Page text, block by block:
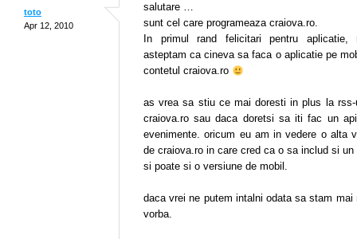
toto
Apr 12, 2010
salutare …
sunt cel care programeaza craiova.ro.
In primul rand felicitari pentru aplicatie,
asteptam ca cineva sa faca o aplicatie pe
contetul craiova.ro
as vrea sa stiu ce mai doresti in plus la
craiova.ro sau daca doretsi sa iti fac un
evenimente. oricum eu am in vedere o alta
de craiova.ro in care cred ca o sa includ si un
si poate si o versiune de mobil.
daca vrei ne putem intalni odata sa stam mai
vorba.